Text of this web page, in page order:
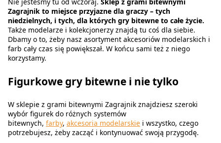
Zagrajnik to miejsce przyjazne dla graczy – tych
niedzielnych, i tych, dla których gry bitewne to całe życie.
Także modelarze i kolekcjonerzy znajdą tu coś dla siebie.
Dbamy o to, żeby nasz asortyment akcesoriów modelarskich i
farb cały czas się powiększał. W końcu sami też z niego
korzystamy.
Figurkowe gry bitewne i nie tylko
W sklepie z grami bitewnymi Zagrajnik znajdziesz szeroki
wybór figurek do różnych systemów
bitewnych, farby, akcesoria modelarskie i wszystko, czego
potrzebujesz, żeby zacząć i kontynuować swoją przygodę.